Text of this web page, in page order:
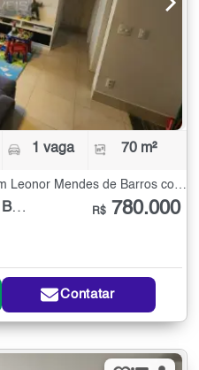
1 vaga 70 m²
Apartamento à Venda no Jardim Leonor Mendes de Barros com 2 quartos - 70 m²
Jardim Leonor Mendes de Barros R$ 780.000
Contatar